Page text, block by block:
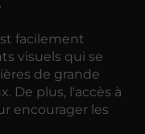
facilement
visuels qui se
de grande
De plus, l'accès à
encourager les